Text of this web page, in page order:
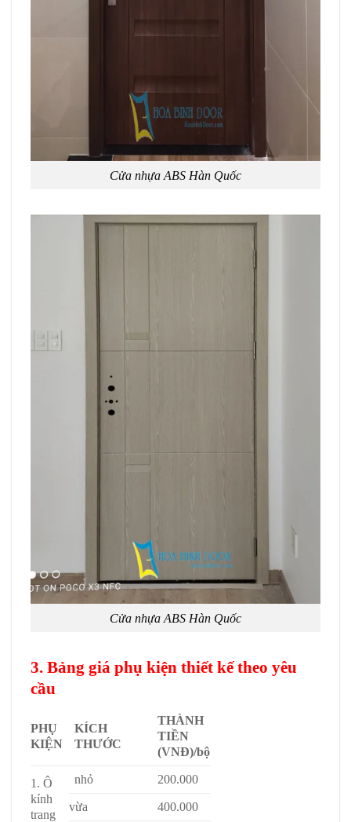
Cửa nhựa ABS Hàn Quốc
Cửa nhựa ABS Hàn Quốc
3. Bảng giá phụ kiện thiết kế theo yêu
cầu
PHỤ
KIỆN
KÍCH
THƯỚC
THÀNH
TIỀN
(VNĐ)/bộ
1. Ô
kính
trang
nhỏ 200.000
vừa 400.000